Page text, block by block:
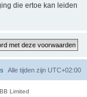
die ertoe kan leiden
Alle tijden zijn UTC+02:00
Limited